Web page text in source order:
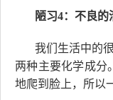
陋习4：不良的
我们生活中的
两种主要化学成分
地爬到脸上，所以